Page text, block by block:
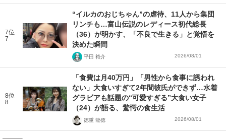
7位
7
“イルカのおじちゃん”の虐待、11人から集団
リンチも…富山伝説のレディース初代総長
（36）が明かす、「不良で生きる」と覚悟を
決めた瞬間
平田 裕介 2026/08/01
8位
8
「食費は月40万円」「男性から食事に誘われ
ない」大食いすぎて2年間彼氏ができず…水着
グラビアも話題の“可愛すぎる”大食い女子
（24）が語る、驚愕の食生活
徳重 龍徳 2026/08/01